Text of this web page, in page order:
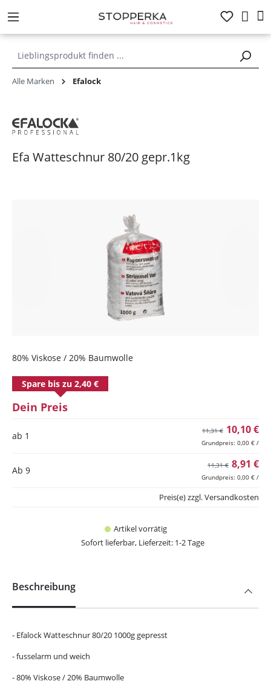
springen
Alle Marken Efalock
Efa Watteschnur 80/20 gepr.1kg
80% Viskose / 20% Baumwolle
Spare bis zu 2,40 €
Dein Preis
ab 1 10,10 €
11,31 €
Grundpreis: 0,00 € /
Ab 9 8,91 €
11,31 €
Grundpreis: 0,00 € /
Artikel vorrätig
Sofort lieferbar, Lieferzeit: 1-2 Tage
Preis(e) zzgl. Versandkosten
Beschreibung
- Efalock Watteschnur 80/20 1000g gepresst
- fusselarm und weich
- 80% Viskose / 20% Baumwolle